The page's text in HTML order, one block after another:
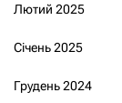
Лютий 2025
Січень 2025
Грудень 2024